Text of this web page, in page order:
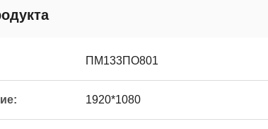
ПМ133ПО801
1920*1080